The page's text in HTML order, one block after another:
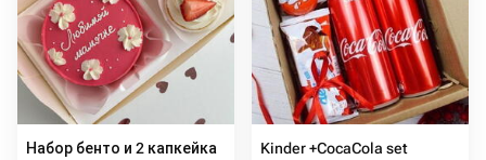
Набор бенто и 2 капкейка
Kinder +CocaCola set